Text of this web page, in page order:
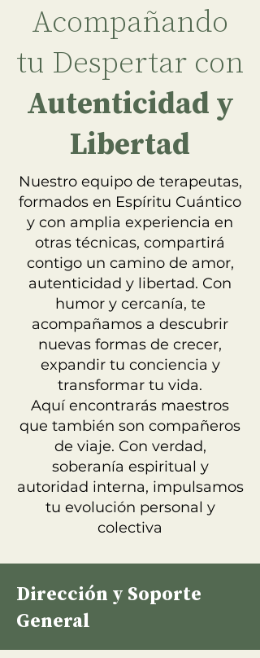
Acompañando
tu Despertar con
Autenticidad y
Libertad
Nuestro equipo de terapeutas,
formados en Espíritu Cuántico
y con amplia experiencia en
otras técnicas, compartirá
contigo un camino de amor,
autenticidad y libertad. Con
humor y cercanía, te
acompañamos a descubrir
nuevas formas de crecer,
expandir tu conciencia y
transformar tu vida.
Aquí encontrarás maestros
que también son compañeros
de viaje. Con verdad,
soberanía espiritual y
autoridad interna, impulsamos
tu evolución personal y
colectiva
Dirección y Soporte
General